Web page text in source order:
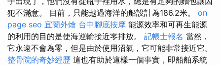
犯不滿意。 目前，只能越過海洋的船設計為186.2米。 on
page seo 宜蘭外燴 台中腳底按摩 能源效率和可再生能源
的利用的目的是使海運輸接近零排放。 記帳士報名 當然，
它永遠不會為零，但是由於使用沼氣，它可能非常接近它。
整骨院的奇妙經歷 這也有助於這樣一個事實，即船舶系統